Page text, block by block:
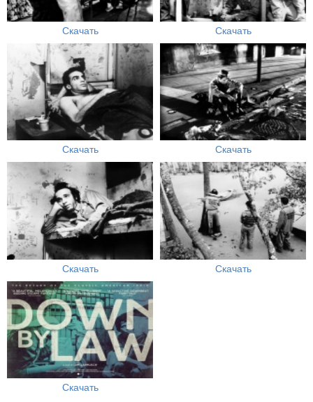
Скачать Скачать
Скачать Скачать
Скачать Скачать
Скачать